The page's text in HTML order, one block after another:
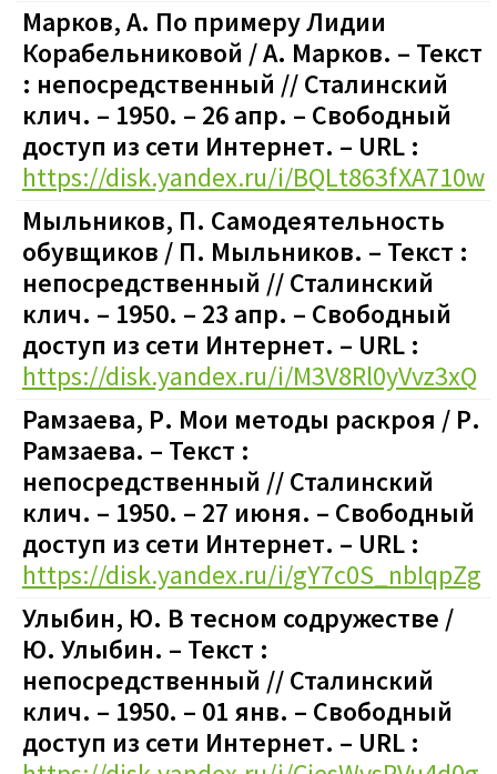
Марков, А. По примеру Лидии
Корабельниковой / А. Марков. – Текст
: непосредственный // Сталинский
клич. – 1950. – 26 апр. – Свободный
доступ из сети Интернет. – URL :
https://disk.yandex.ru/i/BQLt863fXA710w
Мыльников, П. Самодеятельность
обувщиков / П. Мыльников. – Текст :
непосредственный // Сталинский
клич. – 1950. – 23 апр. – Свободный
доступ из сети Интернет. – URL :
https://disk.yandex.ru/i/M3V8Rl0yVvz3xQ
Рамзаева, Р. Мои методы раскроя / Р.
Рамзаева. – Текст :
непосредственный // Сталинский
клич. – 1950. – 27 июня. – Свободный
доступ из сети Интернет. – URL :
https://disk.yandex.ru/i/gY7c0S_nbIqpZg
Улыбин, Ю. В тесном содружестве /
Ю. Улыбин. – Текст :
непосредственный // Сталинский
клич. – 1950. – 01 янв. – Свободный
доступ из сети Интернет. – URL :